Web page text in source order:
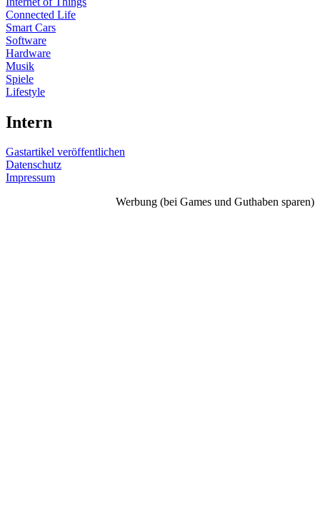
Connected Life
Smart Cars
Software
Hardware
Musik
Spiele
Lifestyle
Intern
Gastartikel veröffentlichen
Datenschutz
Impressum
Werbung (bei Games und Guthaben sparen)